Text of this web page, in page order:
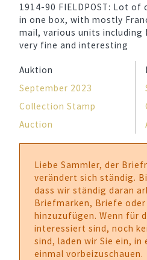
1914-90 FIELDPOST: Lot of
in one box, with mostly
mail, various units
very fine and interesting
Auktion
September 2023
Collection Stamp
Auction
Liebe Sammler, der
verändert sich ständig.
dass wir ständig daran
Briefmarken, Briefe oder
hinzuzufügen. Wenn für
interessiert sind, noch
sind, laden wir Sie ein, in
einmal vorbeizuschauen.